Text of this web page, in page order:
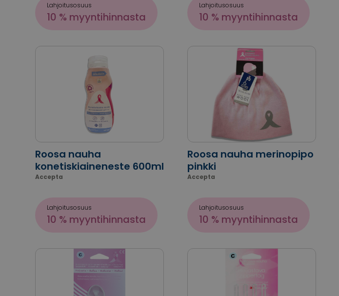
Lahjoitusosuus
10 % myyntihinnasta
Lahjoitusosuus
10 % myyntihinnasta
Roosa nauha
konetiskiaineneste 600ml
Accepta
Lahjoitusosuus
10 % myyntihinnasta
Roosa nauha merinopipo
pinkki
Accepta
Lahjoitusosuus
10 % myyntihinnasta